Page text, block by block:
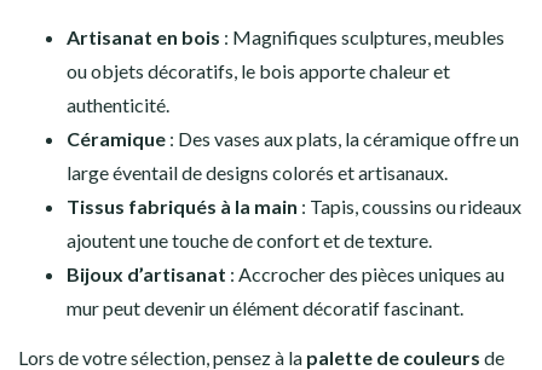
Artisanat en bois : Magnifiques sculptures, meubles
ou objets décoratifs, le bois apporte chaleur et
authenticité.
Céramique : Des vases aux plats, la céramique offre un
large éventail de designs colorés et artisanaux.
Tissus fabriqués à la main : Tapis, coussins ou rideaux
ajoutent une touche de confort et de texture.
Bijoux d’artisanat : Accrocher des pièces uniques au
mur peut devenir un élément décoratif fascinant.
Lors de votre sélection, pensez à la palette de couleurs de